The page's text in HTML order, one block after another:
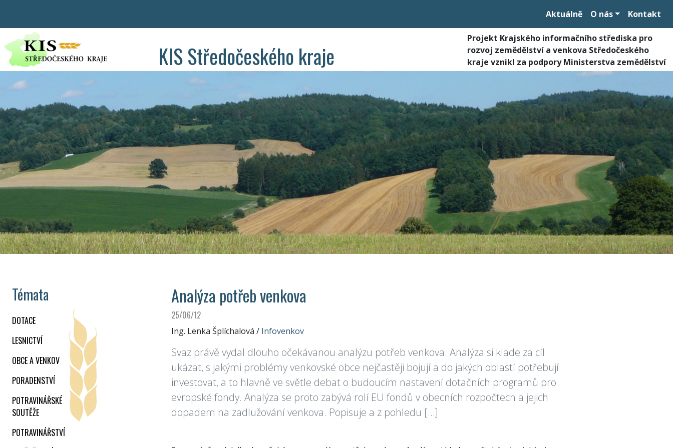
Aktuálně O nás Kontakt
KIS Středočeského kraje
Projekt Krajského informačního střediska pro
rozvoj zemědělství a venkova Středočeského
kraje vznikl za podpory Ministerstva zemědělství
Témata
DOTACE
LESNICTVÍ
OBCE A VENKOV
PORADENSTVÍ
POTRAVINÁŘSKÉ
SOUTĚŽE
POTRAVINÁŘSTVÍ
Analýza potřeb venkova
25/06/12
Ing. Lenka Šplíchalová / Infovenkov
Svaz právě vydal dlouho očekávanou analýzu potřeb venkova. Analýza si klade za cíl
ukázat, s jakými problémy venkovské obce nejčastěji bojují a do jakých oblastí potřebují
investovat, a to hlavně ve světle debat o budoucím nastavení dotačních programů pro
evropské fondy. Analýza se proto zabývá rolí EU fondů v obecních rozpočtech a jejich
dopadem na zadlužování venkova. Popisuje a z pohledu […]